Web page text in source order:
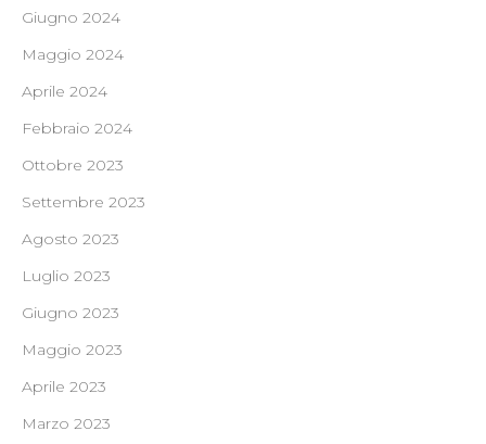
Giugno 2024
Maggio 2024
Aprile 2024
Febbraio 2024
Ottobre 2023
Settembre 2023
Agosto 2023
Luglio 2023
Giugno 2023
Maggio 2023
Aprile 2023
Marzo 2023